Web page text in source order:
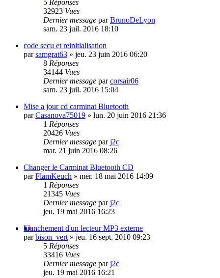
5 Réponses
32923 Vues
Dernier message parBrunoDeLyon
sam. 23 juil. 2016 18:10
code secu et reinitialisation
parsamgrat63 » jeu. 23 juin 2016 06:20
8 Réponses
34144 Vues
Dernier message parcorsair06
sam. 23 juil. 2016 15:04
Mise a jour cd carminat Bluetooth
parCasanova75019 » lun. 20 juin 2016 21:36
1 Réponses
20426 Vues
Dernier message parj2c
mar. 21 juin 2016 08:26
Changer le Carminat Bluetooth CD
parFlamKeuch » mer. 18 mai 2016 14:09
1 Réponses
21345 Vues
Dernier message parj2c
jeu. 19 mai 2016 16:23
branchement d'un lecteur MP3 externe
parbison_vert » jeu. 16 sept. 2010 09:23
5 Réponses
33416 Vues
Dernier message parj2c
jeu. 19 mai 2016 16:21